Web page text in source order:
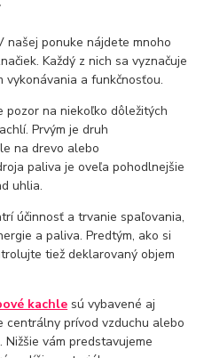
našej ponuke nájdete mnoho
Každý z nich sa vyznačuje
vykonávania a funkčnosťou.
pozor na niekoľko dôležitých
Prvým je druh
na drevo alebo
paliva je oveľa pohodlnejšie
uhlia.
účinnosť a trvanie spaľovania,
a paliva. Predtým, ako si
tiež deklarovaný objem
kachle sú vybavené aj
centrálny prívod vzduchu alebo
vám predstavujeme